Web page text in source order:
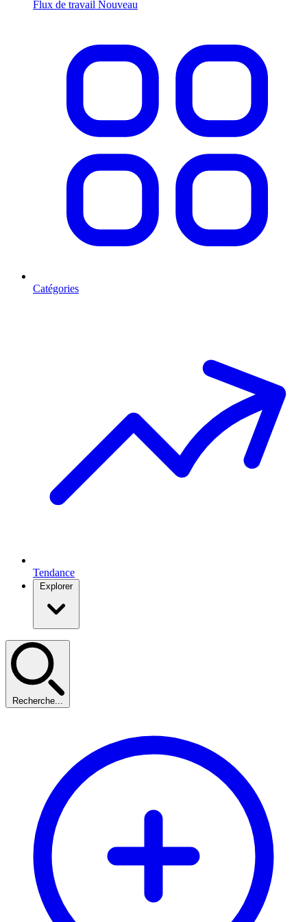
Flux de travail Nouveau
Catégories
Tendance
Explorer
Recherche...